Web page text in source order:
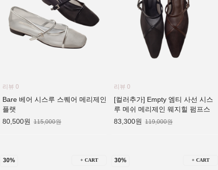
리뷰 0
Bare 베어 시스루 스퀘어 메리제인
플랫
80,500원 115,000원
리뷰 0
[컬러추가] Empty 엠티 사선 시스
루 메쉬 메리제인 웨지힐 펌프스
83,300원 119,000원
30% + CART 30% + CART